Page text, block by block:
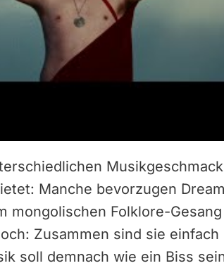
Manche bevorzugen
mongolischen Folklore-
Zusammen sind sie
soll demnach wie ein Biss